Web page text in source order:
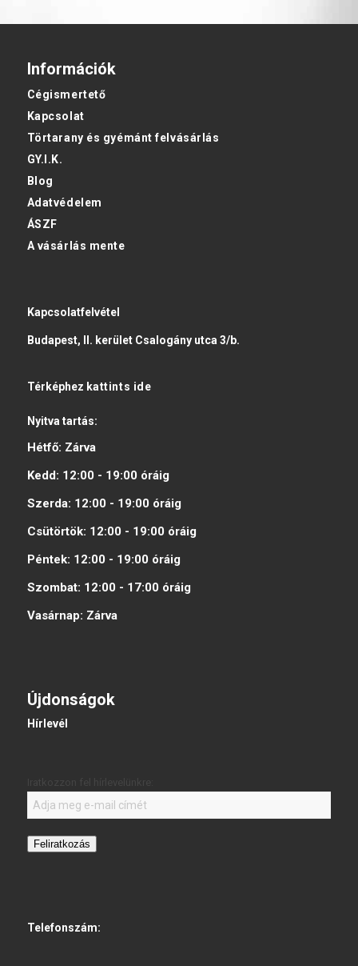
Információk
Cégismertető
Kapcsolat
Törtarany és gyémánt felvásárlás
GY.I.K.
Blog
Adatvédelem
ÁSZF
A vásárlás mente
Kapcsolatfelvétel
Budapest, II. kerület Csalogány utca 3/b.
Térképhez kattints ide
Nyitva tartás:
Hétfő: Zárva
Kedd: 12:00 - 19:00 óráig
Szerda: 12:00 - 19:00 óráig
Csütörtök: 12:00 - 19:00 óráig
Péntek: 12:00 - 19:00 óráig
Szombat: 12:00 - 17:00 óráig
Vasárnap: Zárva
Újdonságok
Hírlevél
Feliratkozás
Telefonszám: